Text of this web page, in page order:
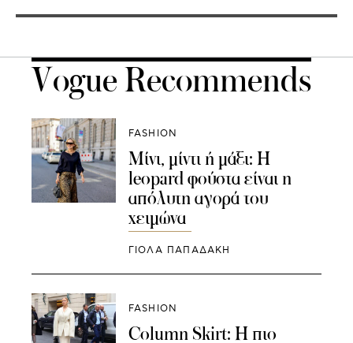
Vogue Recommends
FASHION
Μίνι, μίντι ή μάξι: Η
leopard φούστα είναι η
απόλυτη αγορά του
χειμώνα
ΓΙΌΛΑ ΠΑΠΑΔΆΚΗ
FASHION
Column Skirt: Η πιο